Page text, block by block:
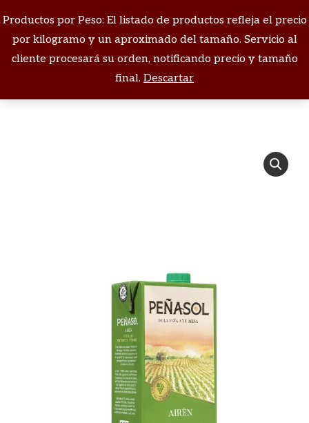
Productos por Peso: El listado de productos refleja el precio
por kilogramo y un aproximado del tamaño. Servicio al
cliente procesará su orden, notificando precio y tamaño
final. Descartar
Buscar:
Estás aquí: